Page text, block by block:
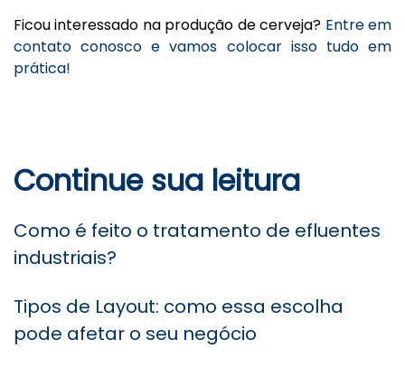
Ficou interessado na produção de cerveja? Entre em
contato conosco e vamos colocar isso tudo em
prática!
Continue sua leitura
Como é feito o tratamento de efluentes
industriais?
Tipos de Layout: como essa escolha
pode afetar o seu negócio